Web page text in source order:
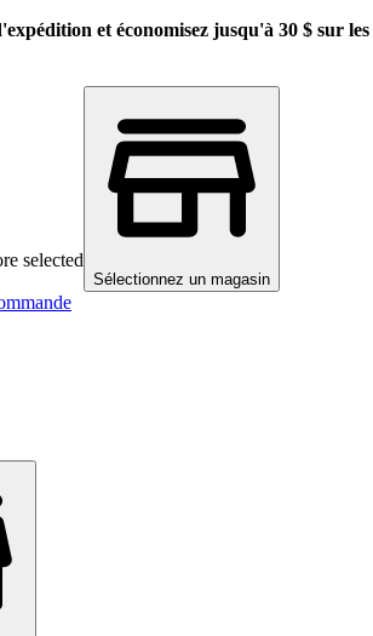
et économisez jusqu'à 30 $ sur
selected
Sélectionnez un magasin